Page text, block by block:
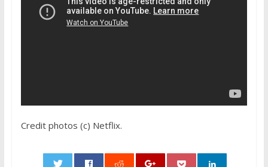
Credit photos (c) Netflix.